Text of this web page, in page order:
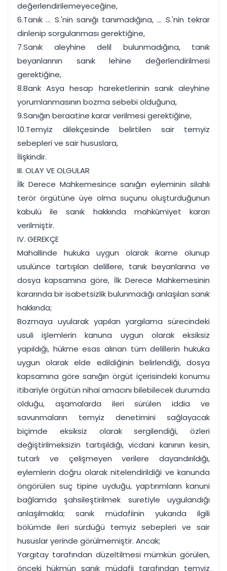
değerlendirilemeyeceğine,
6.Tanık ... S.'nin sanığı tanımadığına, ... S.'nin tekrar
dinlenip sorgulanması gerektiğine,
7.Sanık aleyhine delil bulunmadığına, tanık
beyanlarının sanık lehine değerlendirilmesi
gerektiğine,
8.Bank Asya hesap hareketlerinin sanık aleyhine
yorumlanmasının bozma sebebi olduğuna,
9.Sanığın beraatine karar verilmesi gerektiğine,
10.Temyiz dilekçesinde belirtilen sair temyiz
sebepleri ve sair hususlara,
İlişkindir.
III. OLAY VE OLGULAR
İlk Derece Mahkemesince sanığın eyleminin silahlı
terör örgütüne üye olma suçunu oluşturduğunun
kabulü ile sanık hakkında mahkûmiyet kararı
verilmiştir.
IV. GEREKÇE
Mahallinde hukuka uygun olarak ikame olunup
usulünce tartışılan delillere, tanık beyanlarına ve
dosya kapsamına göre, İlk Derece Mahkemesinin
kararında bir isabetsizlik bulunmadığı anlaşılan sanık
hakkında;
Bozmaya uyularak yapılan yargılama sürecindeki
usuli işlemlerin kanuna uygun olarak eksiksiz
yapıldığı, hükme esas alınan tüm delillerin hukuka
uygun olarak elde edildiğinin belirlendiği, dosya
kapsamına göre sanığın örgüt içerisindeki konumu
itibariyle örgütün nihai amacını bilebilecek durumda
olduğu, aşamalarda ileri sürülen iddia ve
savunmaların temyiz denetimini sağlayacak
biçimde eksiksiz olarak sergilendiği, özleri
değiştirilmeksizin tartışıldığı, vicdani kanının kesin,
tutarlı ve çelişmeyen verilere dayandırıldığı,
eylemlerin doğru olarak nitelendirildiği ve kanunda
öngörülen suç tipine uyduğu, yaptırımların kanuni
bağlamda şahsileştirilmek suretiyle uygulandığı
anlaşılmakla; sanık müdafiinin yukarıda ilgili
bölümde ileri sürdüğü temyiz sebepleri ve sair
hususlar yerinde görülmemiştir. Ancak;
Yargıtay tarafından düzeltilmesi mümkün görülen,
önceki hükmün sanık müdafii tarafından temyiz